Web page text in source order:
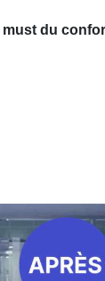
must du